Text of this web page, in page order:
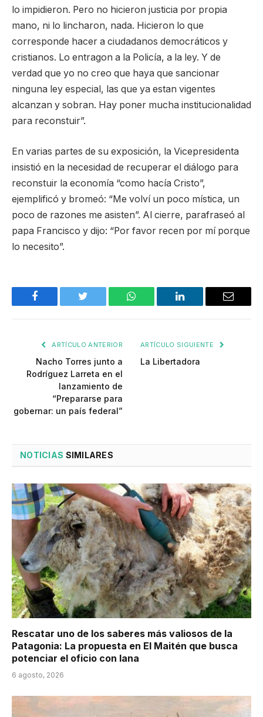
lo impidieron. Pero no hicieron justicia por propia
mano, ni lo lincharon, nada. Hicieron lo que
corresponde hacer a ciudadanos democráticos y
cristianos. Lo entragon a la Policía, a la ley. Y de
verdad que yo no creo que haya que sancionar
ninguna ley especial, las que ya estan vigentes
alcanzan y sobran. Hay poner mucha institucionalidad
para reconstuir”.
En varias partes de su exposición, la Vicepresidenta
insistió en la necesidad de recuperar el diálogo para
reconstuir la economía “como hacía Cristo”,
ejemplificó y bromeó: “Me volví un poco mística, un
poco de razones me asisten”. Al cierre, parafraseó al
papa Francisco y dijo: “Por favor recen por mí porque
lo necesito”.
Facebook Twitter WhatsApp LinkedIn Email
ARTÍCULO ANTERIOR
Nacho Torres junto a
Rodríguez Larreta en el
lanzamiento de
“Prepararse para
gobernar: un país federal”
ARTÍCULO SIGUIENTE
La Libertadora
NOTICIAS SIMILARES
Rescatar uno de los saberes más valiosos de la
Patagonia: La propuesta en El Maitén que busca
potenciar el oficio con lana
6 agosto, 2026